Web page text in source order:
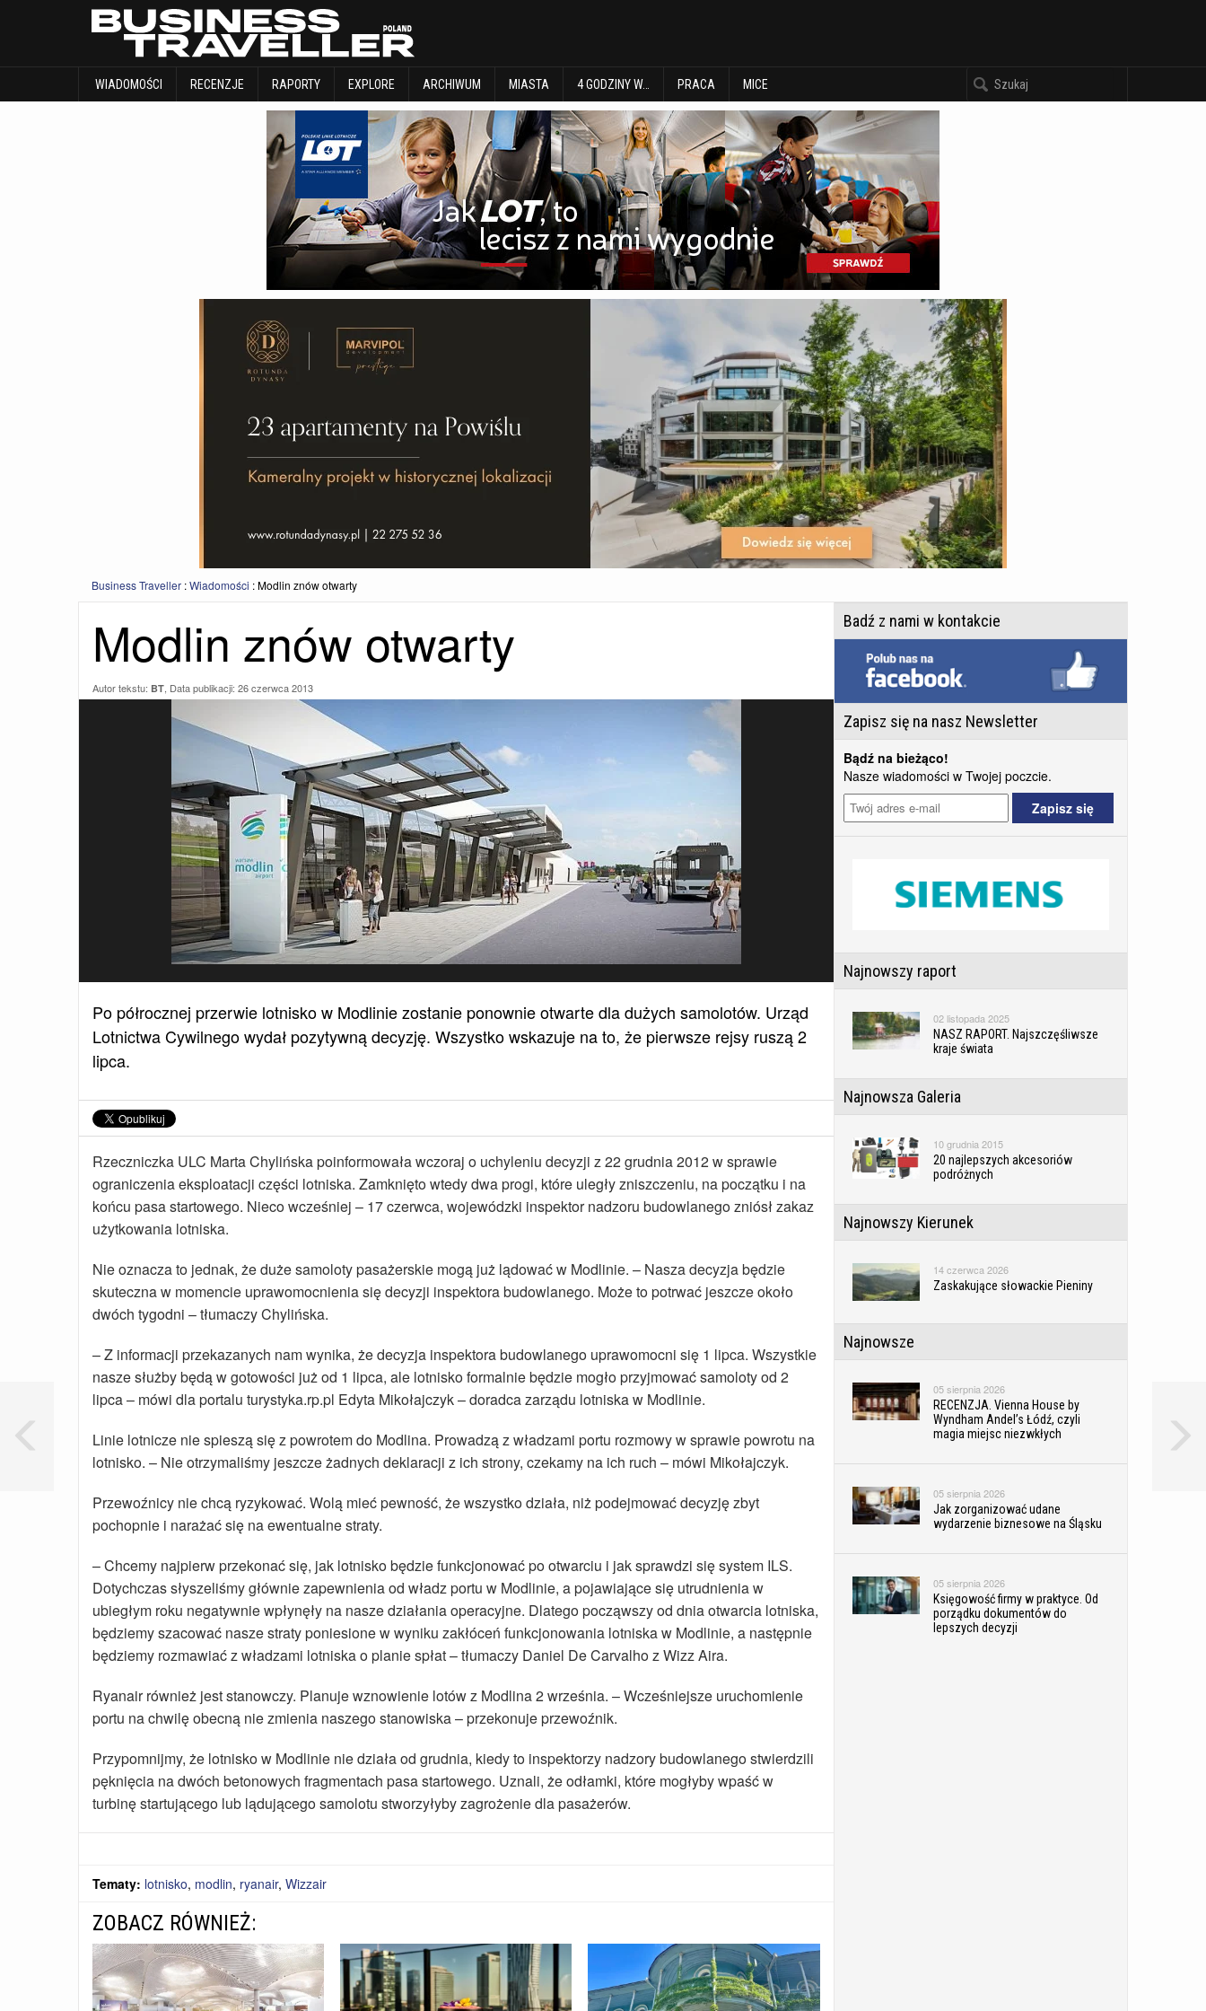
WIADOMOŚCI RECENZJE RAPORTY EXPLORE ARCHIWUM MIASTA 4 GODZINY W… PRACA MICE
WIADOMOŚCI RECENZJE
Business Traveller :Wiadomości :Modlin znów otwarty
Modlin znów otwarty
Autor tekstu: BT, Data publikacji: 26 czerwca 2013
Po półrocznej przerwie lotnisko w Modlinie zostanie ponownie otwarte dla dużych samolotów. Urząd
Lotnictwa Cywilnego wydał pozytywną decyzję. Wszystko wskazuje na to, że pierwsze rejsy ruszą 2
lipca.
Rzeczniczka ULC Marta Chylińska poinformowała wczoraj o uchyleniu decyzji z 22 grudnia 2012 w sprawie
ograniczenia eksploatacji części lotniska. Zamknięto wtedy dwa progi, które uległy zniszczeniu, na początku i na
końcu pasa startowego. Nieco wcześniej – 17 czerwca, wojewódzki inspektor nadzoru budowlanego zniósł zakaz
użytkowania lotniska.
Nie oznacza to jednak, że duże samoloty pasażerskie mogą już lądować w Modlinie. – Nasza decyzja będzie
skuteczna w momencie uprawomocnienia się decyzji inspektora budowlanego. Może to potrwać jeszcze około
dwóch tygodni – tłumaczy Chylińska.
– Z informacji przekazanych nam wynika, że decyzja inspektora budowlanego uprawomocni się 1 lipca. Wszystkie
nasze służby będą w gotowości już od 1 lipca, ale lotnisko formalnie będzie mogło przyjmować samoloty od 2
lipca – mówi dla portalu turystyka.rp.pl Edyta Mikołajczyk – doradca zarządu lotniska w Modlinie.
Linie lotnicze nie spieszą się z powrotem do Modlina. Prowadzą z władzami portu rozmowy w sprawie powrotu na
lotnisko. – Nie otrzymaliśmy jeszcze żadnych deklaracji z ich strony, czekamy na ich ruch – mówi Mikołajczyk.
Przewoźnicy nie chcą ryzykować. Wolą mieć pewność, że wszystko działa, niż podejmować decyzję zbyt
pochopnie i narażać się na ewentualne straty.
– Chcemy najpierw przekonać się, jak lotnisko będzie funkcjonować po otwarciu i jak sprawdzi się system ILS.
Dotychczas słyszeliśmy głównie zapewnienia od władz portu w Modlinie, a pojawiające się utrudnienia w
ubiegłym roku negatywnie wpłynęły na nasze działania operacyjne. Dlatego począwszy od dnia otwarcia lotniska,
będziemy szacować nasze straty poniesione w wyniku zakłóceń funkcjonowania lotniska w Modlinie, a następnie
będziemy rozmawiać z władzami lotniska o planie spłat – tłumaczy Daniel De Carvalho z Wizz Aira.
Ryanair również jest stanowczy. Planuje wznowienie lotów z Modlina 2 września. – Wcześniejsze uruchomienie
portu na chwilę obecną nie zmienia naszego stanowiska – przekonuje przewoźnik.
Przypomnijmy, że lotnisko w Modlinie nie działa od grudnia, kiedy to inspektorzy nadzory budowlanego stwierdzili
pęknięcia na dwóch betonowych fragmentach pasa startowego. Uznali, że odłamki, które mogłyby wpaść w
turbinę startującego lub lądującego samolotu stworzyłyby zagrożenie dla pasażerów.
Tematy: lotnisko, modlin, ryanair, Wizzair
ZOBACZ RÓWNIEŻ:
Badź z nami w kontakcie
Zapisz się na nasz Newsletter
Bądź na bieżąco!
Nasze wiadomości w Twojej poczcie.
Najnowszy raport
02 listopada 2025
NASZ RAPORT. Najszczęśliwsze
kraje świata
Najnowsza Galeria
10 grudnia 2015
20 najlepszych akcesoriów
podróżnych
Najnowszy Kierunek
14 czerwca 2026
Zaskakujące słowackie Pieniny
Najnowsze
05 sierpnia 2026
RECENZJA. Vienna House by
Wyndham Andel’s Łódź, czyli
magia miejsc niezwkłych
05 sierpnia 2026
Jak zorganizować udane
wydarzenie biznesowe na Śląsku
05 sierpnia 2026
Księgowość firmy w praktyce. Od
porządku dokumentów do
lepszych decyzji